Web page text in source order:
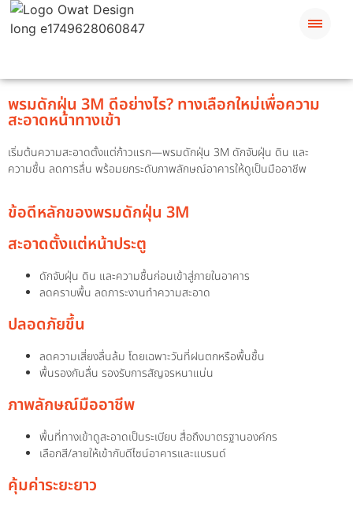
พรมดักฝุ่น 3M ดีอย่างไร? ทางเลือกใหม่เพื่อความ
สะอาดหน้าทางเข้า
เริ่มต้นความสะอาดตั้งแต่ก้าวแรก—พรมดักฝุ่น 3M ดักจับฝุ่น ดิน และ
ความชื้น ลดการลื่น พร้อมยกระดับภาพลักษณ์อาคารให้ดูเป็นมืออาชีพ
ข้อดีหลักของพรมดักฝุ่น 3M
สะอาดตั้งแต่หน้าประตู
ดักจับฝุ่น ดิน และความชื้นก่อนเข้าสู่ภายในอาคาร
ลดคราบพื้น ลดภาระงานทำความสะอาด
ปลอดภัยขึ้น
ลดความเสี่ยงลื่นล้ม โดยเฉพาะวันที่ฝนตกหรือพื้นชื้น
พื้นรองกันลื่น รองรับการสัญจรหนาแน่น
ภาพลักษณ์มืออาชีพ
พื้นที่ทางเข้าดูสะอาดเป็นระเบียบ สื่อถึงมาตรฐานองค์กร
เลือกสี/ลายให้เข้ากับดีไซน์อาคารและแบรนด์
คุ้มค่าระยะยาว